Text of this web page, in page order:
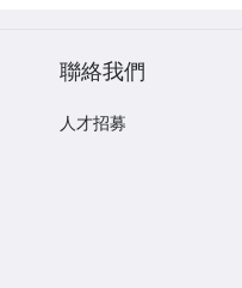
聯絡我們
人才招募